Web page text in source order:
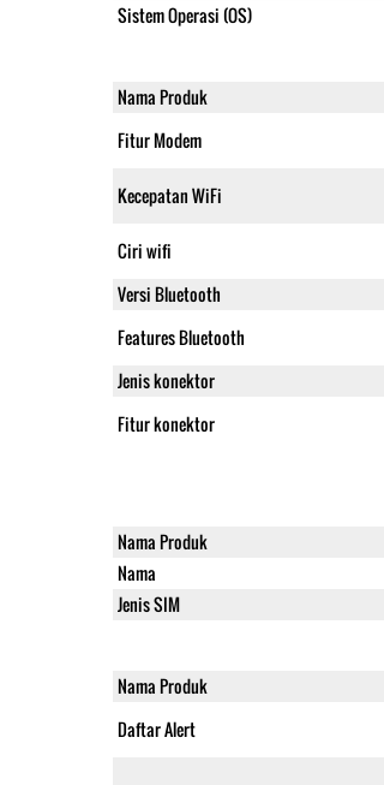
Sistem Operasi (OS)
Nama Produk
Fitur Modem
Kecepatan WiFi
Ciri wifi
Versi Bluetooth
Features Bluetooth
Jenis konektor
Fitur konektor
Nama Produk
Nama
Jenis SIM
Nama Produk
Daftar Alert